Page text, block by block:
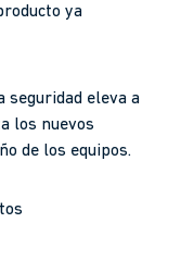
ya
seguridad eleva a
los nuevos
de los equipos.